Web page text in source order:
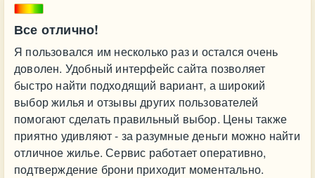
Все отлично!
Я пользовался им несколько раз и остался очень
доволен. Удобный интерфейс сайта позволяет
быстро найти подходящий вариант, а широкий
выбор жилья и отзывы других пользователей
помогают сделать правильный выбор. Цены также
приятно удивляют - за разумные деньги можно найти
отличное жилье. Сервис работает оперативно,
подтверждение брони приходит моментально.